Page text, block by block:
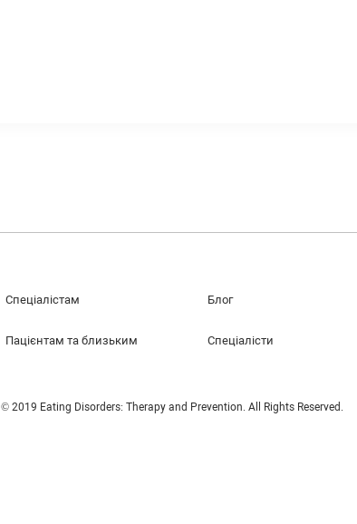
Спеціалістам
Пацієнтам та близьким
Блог
Спеціалісти
© 2019 Eating Disorders: Therapy and Prevention. All Rights Reserved.